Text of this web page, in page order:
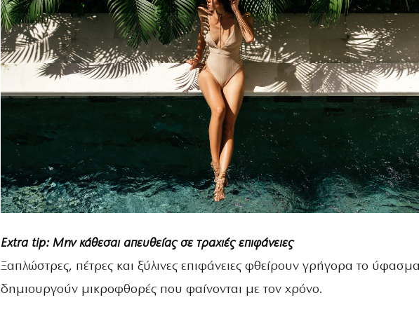
Extra tip: Μην κάθεσαι απευθείας σε τραχιές επιφάνειες
Ξαπλώστρες, πέτρες και ξύλινες επιφάνειες φθείρουν γρήγορα το
δημιουργούν μικροφθορές που φαίνονται με τον χρόνο.